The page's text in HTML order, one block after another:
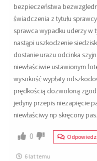
bezpieczeństwa
świadczenia z tytułu
sprawca wypadku uderzy w
nastąpi uszkodzenie
dostanie urazu odcinka
niewłaściwie ustawionym
wysokość wypłaty
prędkością dozwoloną
jedyny przepis niezapięcie
niewłaściwy np skręcony pas
0 Odpowiedz
6 lat temu